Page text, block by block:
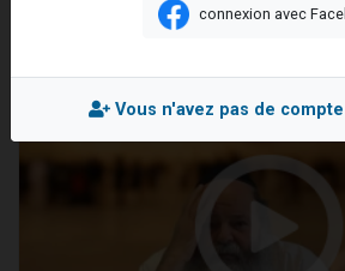
Eli vient de donner son
connexion avec
Vous n'avez pas de